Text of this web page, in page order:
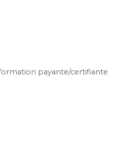
payante/certifiante